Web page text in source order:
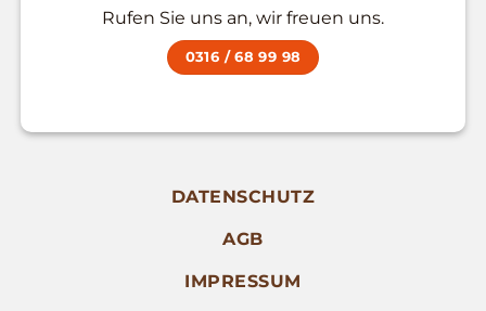
Rufen Sie uns an, wir freuen uns.
0316 / 68 99 98
DATENSCHUTZ
AGB
IMPRESSUM